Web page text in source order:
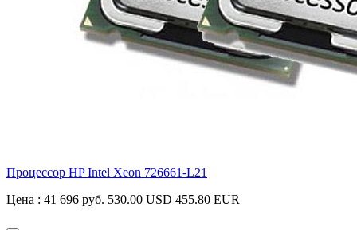
Процессор HP Intel Xeon 726661-L21
Цена : 41 696 руб. 530.00 USD 455.80 EUR